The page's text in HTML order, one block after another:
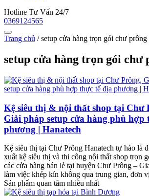
Hotline Tư Vấn 24/7
0369124565
Trang chủ /setup cửa hàng trọn gói chư prông
setup cửa hàng trọn gói chư
Kệ siêu thị & nội thất shop tại Chư
Giải pháp setup cửa hàng phù hợp
phương | Hanatech
Kệ siêu thị tại Chư Prông Hanatech tự hào là
xuất kệ siêu thị và thi công nội thất shop trọn
các cửa hàng bán lẻ tại huyện Chư Prông –
làm việc khép kín không qua trung gian, đơn
Sản phẩm quan tâm nhiều nhất